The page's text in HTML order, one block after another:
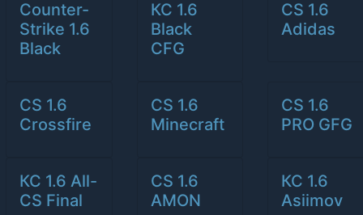
Counter-
Strike 1.6
Black
КС 1.6
Black
CFG
CS 1.6
Adidas
CS 1.6
Crossfire
CS 1.6
Minecraft
CS 1.6
PRO GFG
КС 1.6 All-
CS Final
CS 1.6
AMON
КС 1.6
Asiimov